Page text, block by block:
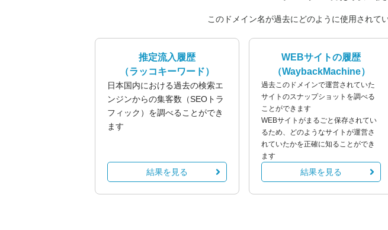
このドメイン名が過去にどのように使用されて
推定流入履歴
（ラッコキーワード）
日本国内における過去の検索エ
ンジンからの集客数（SEOトラ
フィック）を調べることができ
ます
結果を見る
WEBサイトの履歴
（WaybackMachine）
過去このドメインで運営されていた
サイトのスナップショットを調べる
ことができます
WEBサイトがまるごと保存されてい
るため、どのようなサイトが運営さ
れていたかを正確に知ることができ
ます
結果を見る